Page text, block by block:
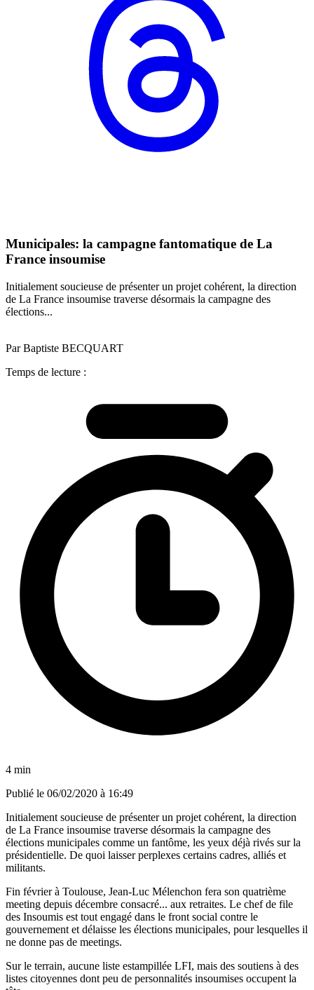
Municipales: la campagne fantomatique de La
France insoumise
Initialement soucieuse de présenter un projet cohérent, la direction
de La France insoumise traverse désormais la campagne des
élections...
Par Baptiste BECQUART
Temps de lecture :
4 min
Publié le 06/02/2020 à 16:49
Initialement soucieuse de présenter un projet cohérent, la direction
de La France insoumise traverse désormais la campagne des
élections municipales comme un fantôme, les yeux déjà rivés sur la
présidentielle. De quoi laisser perplexes certains cadres, alliés et
militants.
Fin février à Toulouse, Jean-Luc Mélenchon fera son quatrième
meeting depuis décembre consacré... aux retraites. Le chef de file
des Insoumis est tout engagé dans le front social contre le
gouvernement et délaisse les élections municipales, pour lesquelles il
ne donne pas de meetings.
Sur le terrain, aucune liste estampillée LFI, mais des soutiens à des
listes citoyennes dont peu de personnalités insoumises occupent la